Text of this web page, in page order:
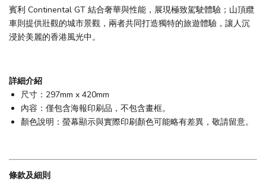
賓利 Continental GT 結合奢華與性能，展現極致駕駛體驗；山頂纜
車則提供壯觀的城市景觀，兩者共同打造獨特的旅遊體驗，讓人沉
浸於美麗的香港風光中。
詳細介紹
尺寸：297mm x 420mm
內容：僅包含海報印刷品，不包含畫框。
顏色說明：螢幕顯示與實際印刷顏色可能略有差異，敬請留意。
條款及細則